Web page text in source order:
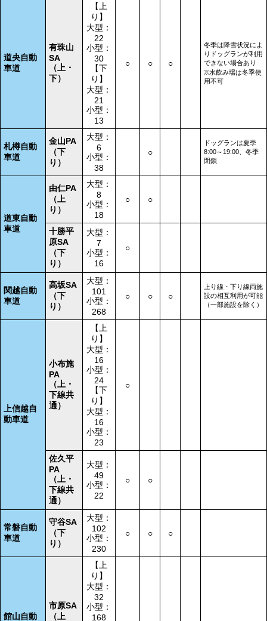
道央自動
車道
有珠山
SA
（上・
下）
【上
り】
大型：
22
小型：
30
【下
り】
大型：
21
小型：
13
○ ○ ○
冬季は降雪状況によ
りドッグランが利用
できない場合あり
※水飲み場は冬季使
用不可
札樽自動
車道
金山PA
（下
り）
大型：
6
小型：
38
○
ドッグランは夏季
8:00～19:00、冬季
閉鎖
道東自動
車道
由仁PA
（上
り）
大型：
8
小型：
18
○ ○
十勝平
原SA
（下
り）
大型：
7
小型：
16
○
関越自動
車道
高坂SA
（下
り）
大型：
101
小型：
268
○ ○ ○
上り線・下り線両施
設の相互利用が可能
（一部施設を除く）
上信越自
動車道
小布施
PA
（上・
下線共
通）
【上
り】
大型：
16
小型：
24
【下
り】
大型：
16
小型：
23
○
佐久平
PA
（上・
下線共
通）
大型：
49
小型：
22
○ ○
常磐自動
車道
守谷SA
（下
り）
大型：
102
小型：
230
○ ○ ○
館山自動
市原SA
（上
【上
り】
大型：
32
小型：
168